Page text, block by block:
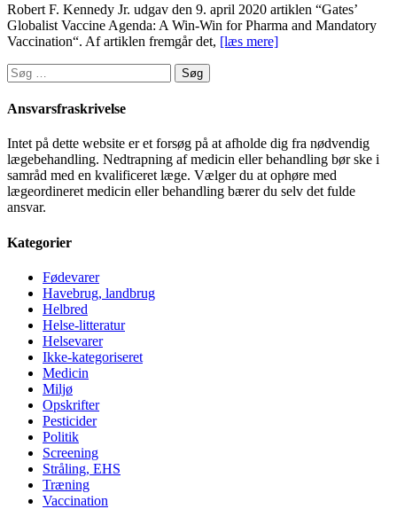
Robert F. Kennedy Jr. udgav den 9. april 2020 artiklen “Gates’
Globalist Vaccine Agenda: A Win-Win for Pharma and Mandatory
Vaccination“. Af artiklen fremgår det, [læs mere]
Søg
efter:
Ansvarsfraskrivelse
Intet på dette website er et forsøg på at afholde dig fra nødvendig
lægebehandling. Nedtrapning af medicin eller behandling bør ske i
samråd med en kvalificeret læge. Vælger du at ophøre med
lægeordineret medicin eller behandling bærer du selv det fulde
ansvar.
Kategorier
Fødevarer
Havebrug, landbrug
Helbred
Helse-litteratur
Helsevarer
Ikke-kategoriseret
Medicin
Miljø
Opskrifter
Pesticider
Politik
Screening
Stråling, EHS
Træning
Vaccination